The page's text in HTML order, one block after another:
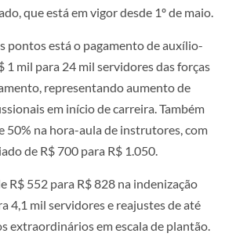
que está em vigor desde 1º de maio.
pontos está o pagamento de auxílio-
1 mil para 24 mil servidores das forças
representando aumento de
em início de carreira. Também
50% na hora-aula de instrutores, com
de R$ 700 para R$ 1.050.
R$ 552 para R$ 828 na indenização
4,1 mil servidores e reajustes de até
extraordinários em escala de plantão.